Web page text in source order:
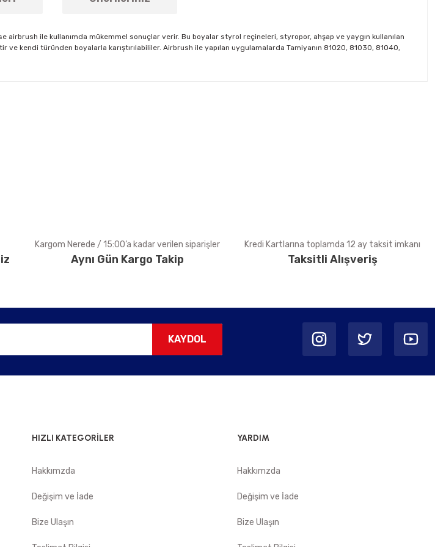
ile kullanımda mükemmel sonuçlar verir. Bu boyalar styrol reçineleri, styropor, ahşap ve yaygın kullanılan
kendi türünden boyalarla karıştırılabililer. Airbrush ile yapılan uygulamalarda Tamiyanın 81020, 81030, 81040,
Kargom Nerede / 15:00’a kadar verilen siparişler
Aynı Gün Kargo Takip
Kredi Kartlarına toplamda 12 ay taksit imkanı
Taksitli Alışveriş
KAYDOL
HIZLI KATEGORİLER
Hakkımzda
Değişim ve İade
Bize Ulaşın
YARDIM
Hakkımzda
Değişim ve İade
Bize Ulaşın